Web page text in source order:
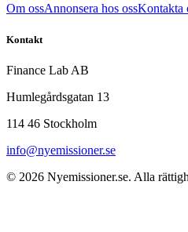
Om ossAnnonsera hos ossKontakta
Kontakt
Finance Lab AB
Humlegårdsgatan 13
114 46 Stockholm
info@nyemissioner.se
© 2026 Nyemissioner.se. Alla